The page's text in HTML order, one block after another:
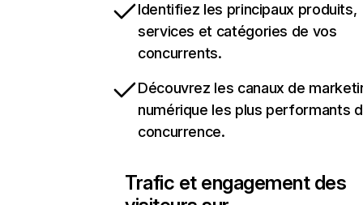
Identifiez les principaux produits,
services et catégories de vos
concurrents.
Découvrez les canaux de
numérique les plus performants
concurrence.
Trafic et engagement des